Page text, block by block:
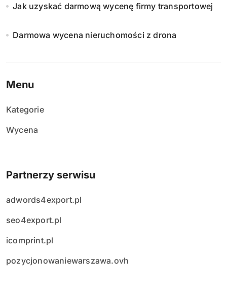
Jak uzyskać darmową wycenę firmy transportowej
Darmowa wycena nieruchomości z drona
Menu
Kategorie
Wycena
Partnerzy serwisu
adwords4export.pl
seo4export.pl
icomprint.pl
pozycjonowaniewarszawa.ovh